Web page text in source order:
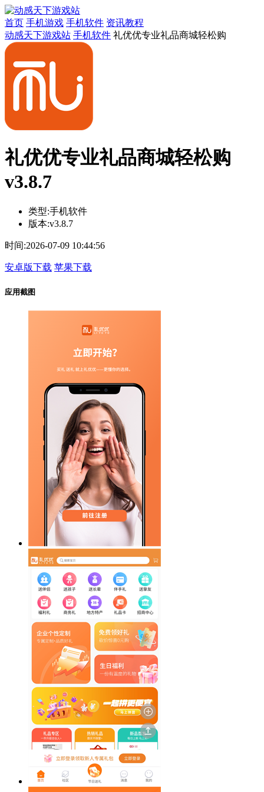
首页 手机游戏 手机软件 资讯教程
动感天下游戏站 手机软件 礼优优专业礼品商城轻松购
礼优优专业礼品商城轻松购
v3.8.7
类型:手机软件
版本:v3.8.7
时间:2026-07-09 10:44:56
安卓版下载 苹果下载
应用截图